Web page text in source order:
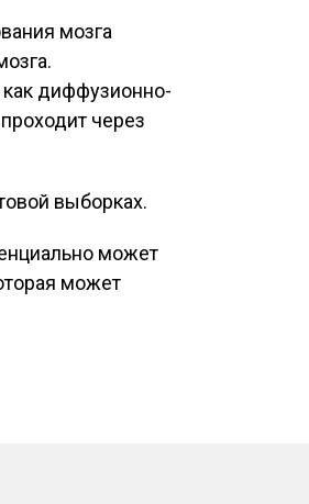
мозга
как диффузионно-
через
выборках.
может
может